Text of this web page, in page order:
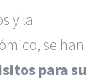
y la
se han
para su